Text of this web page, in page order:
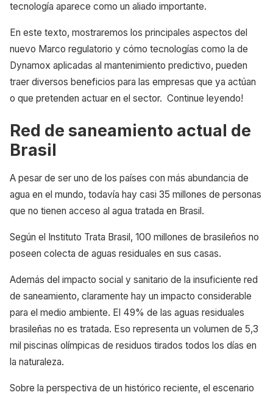
tecnología aparece como un aliado importante.
En este texto, mostraremos los principales aspectos del
nuevo Marco regulatorio y cómo tecnologías como la de
Dynamox aplicadas al mantenimiento predictivo, pueden
traer diversos beneficios para las empresas que ya actúan
o que pretenden actuar en el sector. Continue leyendo!
Red de saneamiento actual de
Brasil
A pesar de ser uno de los países con más abundancia de
agua en el mundo, todavía hay casi 35 millones de personas
que no tienen acceso al agua tratada en Brasil.
Según el Instituto Trata Brasil, 100 millones de brasileños no
poseen colecta de aguas residuales en sus casas.
Además del impacto social y sanitario de la insuficiente red
de saneamiento, claramente hay un impacto considerable
para el medio ambiente. El 49% de las aguas residuales
brasileñas no es tratada. Eso representa un volumen de 5,3
mil piscinas olímpicas de residuos tirados todos los días en
la naturaleza.
Sobre la perspectiva de un histórico reciente, el escenario